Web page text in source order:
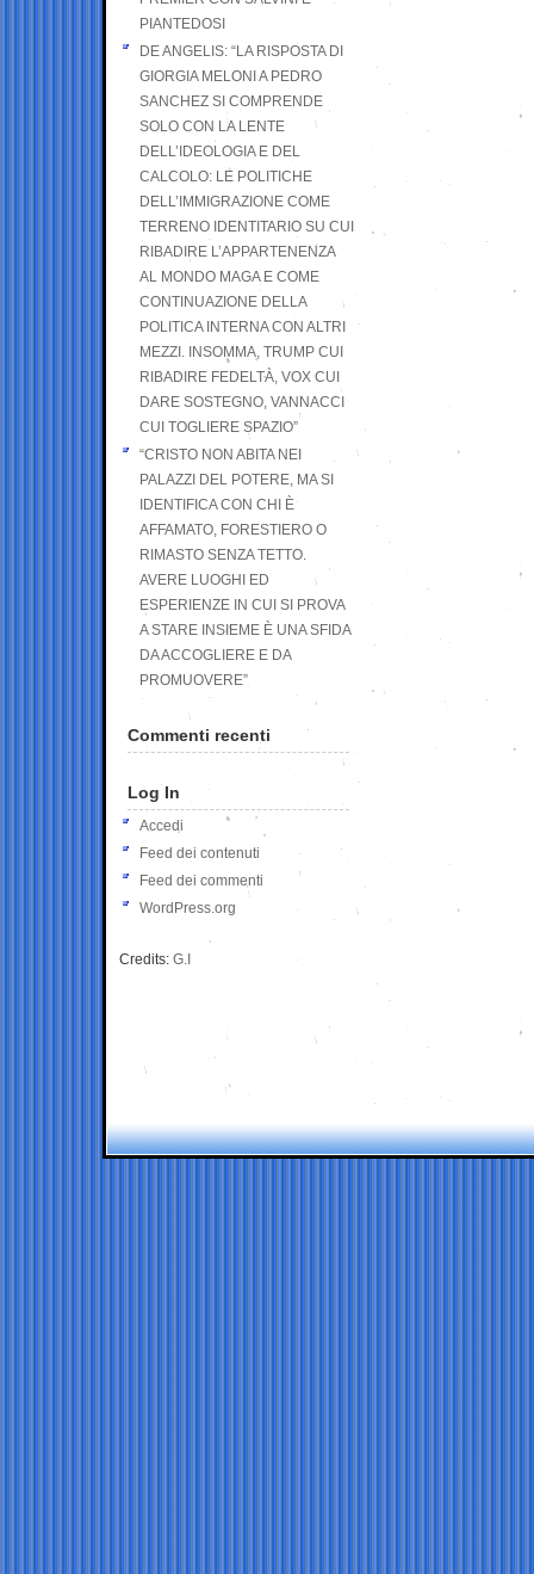
PIANTEDOSI
DE ANGELIS: “LA RISPOSTA DI
GIORGIA MELONI A PEDRO
SANCHEZ SI COMPRENDE
SOLO CON LA LENTE
DELL’IDEOLOGIA E DEL
CALCOLO: LE POLITICHE
DELL’IMMIGRAZIONE COME
TERRENO IDENTITARIO SU CUI
RIBADIRE L’APPARTENENZA
AL MONDO MAGA E COME
CONTINUAZIONE DELLA
POLITICA INTERNA CON ALTRI
MEZZI. INSOMMA, TRUMP CUI
RIBADIRE FEDELTÀ, VOX CUI
DARE SOSTEGNO, VANNACCI
CUI TOGLIERE SPAZIO”
“CRISTO NON ABITA NEI
PALAZZI DEL POTERE, MA SI
IDENTIFICA CON CHI È
AFFAMATO, FORESTIERO O
RIMASTO SENZA TETTO.
AVERE LUOGHI ED
ESPERIENZE IN CUI SI PROVA
A STARE INSIEME È UNA SFIDA
DA ACCOGLIERE E DA
PROMUOVERE”
Commenti recenti
Log In
Accedi
Feed dei contenuti
Feed dei commenti
WordPress.org
Credits: G.I